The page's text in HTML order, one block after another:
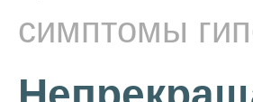
симптомы